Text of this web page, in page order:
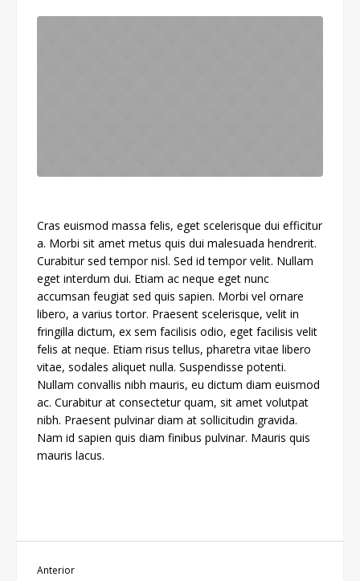
Cras euismod massa felis, eget scelerisque dui efficitur
a. Morbi sit amet metus quis dui malesuada hendrerit.
Curabitur sed tempor nisl. Sed id tempor velit. Nullam
eget interdum dui. Etiam ac neque eget nunc
accumsan feugiat sed quis sapien. Morbi vel ornare
libero, a varius tortor. Praesent scelerisque, velit in
fringilla dictum, ex sem facilisis odio, eget facilisis velit
felis at neque. Etiam risus tellus, pharetra vitae libero
vitae, sodales aliquet nulla. Suspendisse potenti.
Nullam convallis nibh mauris, eu dictum diam euismod
ac. Curabitur at consectetur quam, sit amet volutpat
nibh. Praesent pulvinar diam at sollicitudin gravida.
Nam id sapien quis diam finibus pulvinar. Mauris quis
mauris lacus.
Anterior